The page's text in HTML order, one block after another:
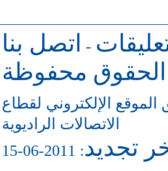
-
اتصل بنا
محفوظة
الإلكتروني لقطاع
الاتصالات الراديوية
تجديد: 2011-06-15